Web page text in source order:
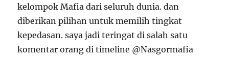
kelompok Mafia dari seluruh dunia. dan
diberikan pilihan untuk memilih tingkat
kepedasan. saya jadi teringat di salah satu
komentar orang di timeline @Nasgormafia